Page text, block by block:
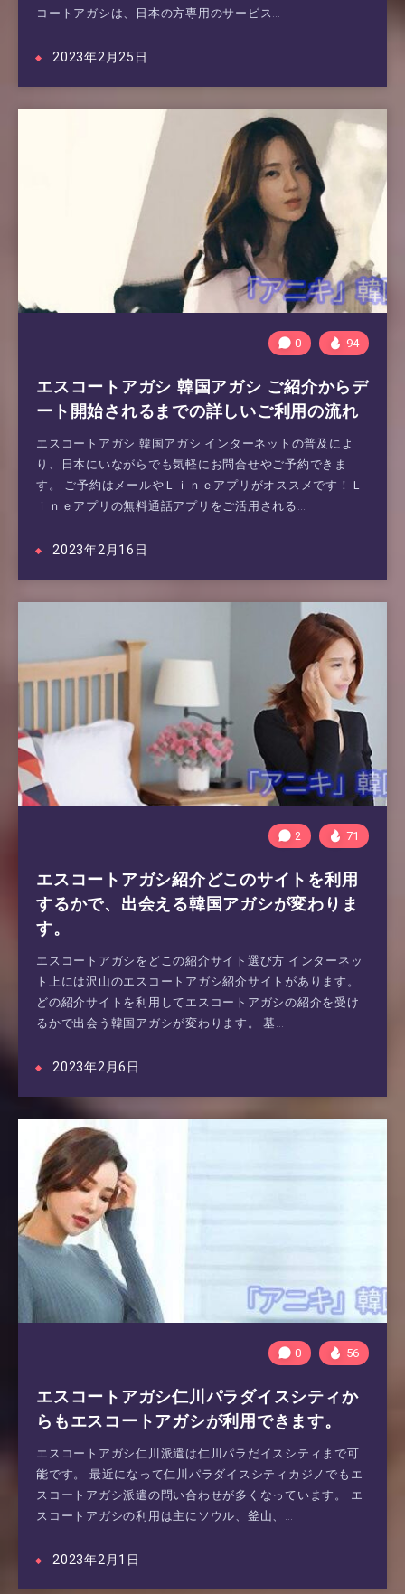
コートアガシは、日本の方専用のサービス…
2023年2月25日
0 94
エスコートアガシ 韓国アガシ ご紹介からデ
ート開始されるまでの詳しいご利用の流れ
エスコートアガシ 韓国アガシ インターネットの普及によ
り、日本にいながらでも気軽にお問合せやご予約できま
す。 ご予約はメールやＬｉｎｅアプリがオススメです！Ｌ
ｉｎｅアプリの無料通話アプリをご活用される…
2023年2月16日
2 71
エスコートアガシ紹介どこのサイトを利用
するかで、出会える韓国アガシが変わりま
す。
エスコートアガシをどこの紹介サイト選び方 インターネッ
ト上には沢山のエスコートアガシ紹介サイトがあります。
どの紹介サイトを利用してエスコートアガシの紹介を受け
るかで出会う韓国アガシが変わります。 基…
2023年2月6日
0 56
エスコートアガシ仁川パラダイスシティか
らもエスコートアガシが利用できます。
エスコートアガシ仁川派遣は仁川パラだイスシティまで可
能です。 最近になって仁川パラダイスシティカジノでもエ
スコートアガシ派遣の問い合わせが多くなっています。 エ
スコートアガシの利用は主にソウル、釜山、…
2023年2月1日